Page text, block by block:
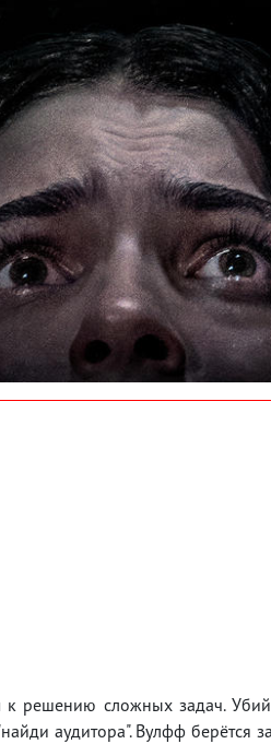
к решению сложных задач.
аудитора". Вулфф берётся